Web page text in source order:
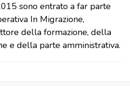
sono entrato a far parte
In Migrazione,
della formazione, della
e della parte amministrativa.